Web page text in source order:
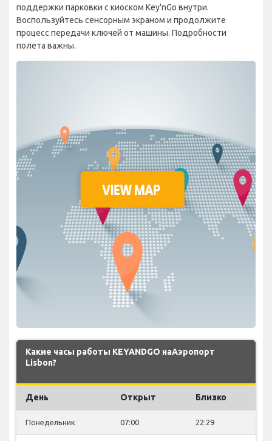
поддержки парковки с киоском Key'nGo внутри.
Воспользуйтесь сенсорным экраном и продолжите
процесс передачи ключей от машины. Подробности
полета важны.
Какие часы работы KEYANDGO наАэропорт
Lisbon?
День Открыт Близко
Понедельник 07:00 22:29